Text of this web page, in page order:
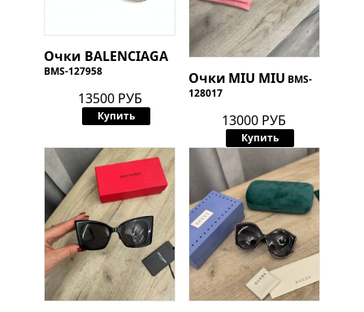
Очки BALENCIAGA
BMS-127958
13500 РУБ
Купить
Очки MIU MIU BMS-
128017
13000 РУБ
Купить